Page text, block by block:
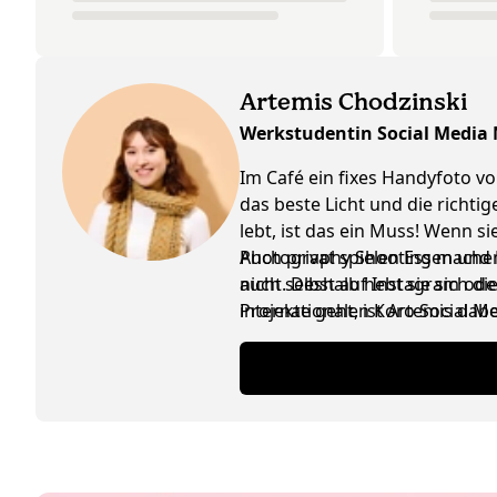
Artemis Chodzinski
Werkstudentin Social Media
Im Café ein fixes Handyfoto
das beste Licht und die
lebt, ist das ein Muss! Wenn
Photography Shooting
nicht. Deshalb hebt sie sich
internationalen Koro Social
Auch privat spielen Essen
auch selbst auf Instagram
Projekte geht, ist Artemis
ausgetauscht werden, ist das